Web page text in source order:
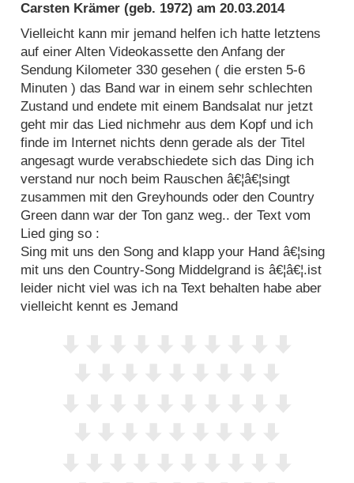
Carsten Krämer (geb. 1972) am20.03.2014
Vielleicht kann mir jemand helfen ich hatte letztens
auf einer Alten Videokassette den Anfang der
Sendung Kilometer 330 gesehen ( die ersten 5-6
Minuten ) das Band war in einem sehr schlechten
Zustand und endete mit einem Bandsalat nur jetzt
geht mir das Lied nichmehr aus dem Kopf und ich
finde im Internet nichts denn gerade als der Titel
angesagt wurde verabschiedete sich das Ding ich
verstand nur noch beim Rauschen â€¦â€¦singt
zusammen mit den Greyhounds oder den Country
Green dann war der Ton ganz weg.. der Text vom
Lied ging so :
Sing mit uns den Song and klapp your Hand â€¦sing
mit uns den Country-Song Middelgrand is â€¦â€¦.ist
leider nicht viel was ich na Text behalten habe aber
vielleicht kennt es Jemand